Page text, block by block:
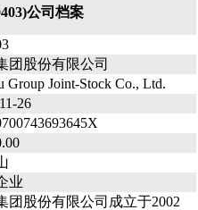
公司档案
团股份有限公司
Group Joint-Stock Co., Ltd.
26
业
团股份有限公司成立于2002